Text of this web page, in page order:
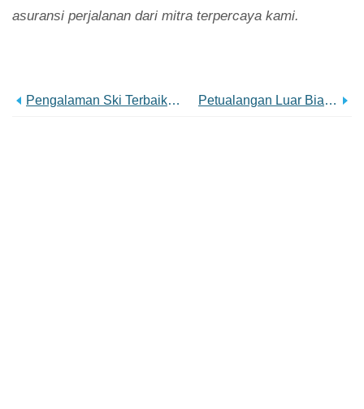
asuransi perjalanan dari mitra terpercaya kami.
Pengalaman Ski Terbaik Di Amerika Selatan Petualangan Luar Biasa Di Cuzco Dan Lembah Suci Peru